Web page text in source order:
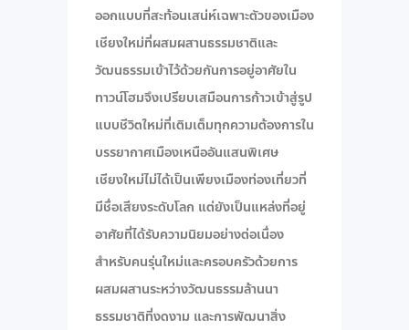
ออกแบบที่สะท้อนเสน่ห์เฉพาะตัวของเมือง
เชียงใหม่ที่ผสมผสานธรรมชาติและ
วัฒนธรรมเข้าไว้ด้วยกันการอยู่อาศัยใน
ทาวน์โฮมจึงเปรียบเสมือนการก้าวเข้าสู่รูป
แบบชีวิตใหม่ที่เติมเต็มทุกความต้องการใน
บรรยากาศเมืองเหนืออันแสนพิเศษ
เชียงใหม่ไม่ได้เป็นเพียงเมืองท่องเที่ยวที่
มีชื่อเสียงระดับโลก แต่ยังเป็นแหล่งที่อยู่
อาศัยที่ได้รับความนิยมอย่างต่อเนื่อง
สำหรับคนรุ่นใหม่และครอบครัวด้วยการ
ผสมผสานระหว่างวัฒนธรรมล้านนา
ธรรมชาติที่งดงาม และการพัฒนาสิ่ง